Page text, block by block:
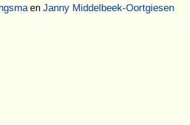
en Janny Middelbeek-Oortgiesen